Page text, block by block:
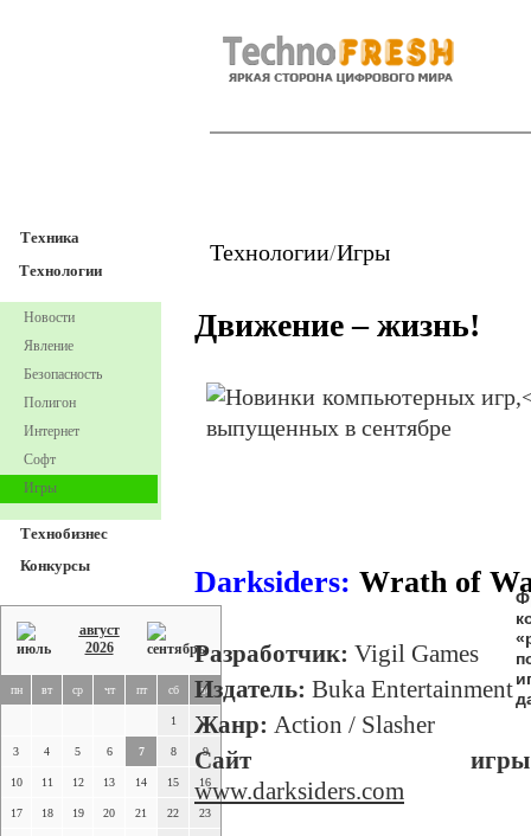
Техника
Технологии
Новости
Явление
Безопасность
Полигон
Интернет
Софт
Игры
Технобизнес
Конкурсы
август
2026
пн вт ср чт пт сб вс
1 2
3 4 5 6 7 8 9
10 11 12 13 14 15 16
17 18 19 20 21 22 23
Технологии/Игры
Движение – жизнь!
Darksiders: Wrath of
Разработчик: Vigil Games
Издатель: Buka Entertainment
Жанр: Action / Slasher
Сайт
www.darksiders.com